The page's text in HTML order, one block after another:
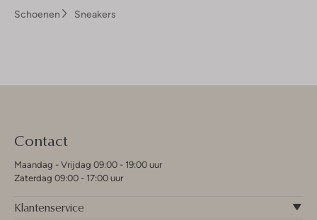
Schoenen Sneakers
Contact
Maandag - Vrijdag 09:00 - 19:00 uur
Zaterdag 09:00 - 17:00 uur
Klantenservice